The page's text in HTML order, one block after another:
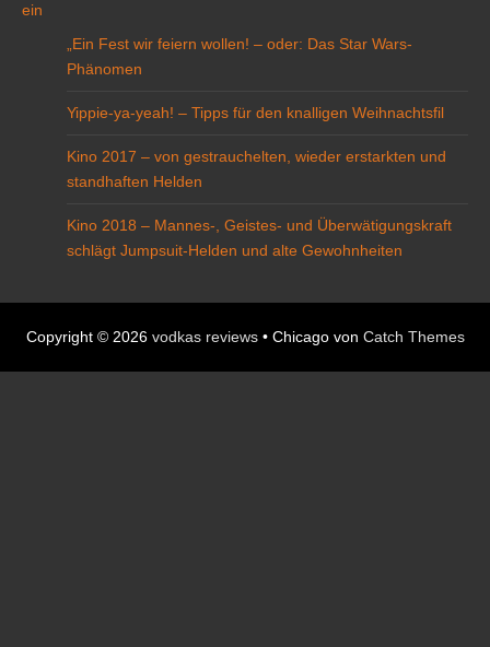
ein
„Ein Fest wir feiern wollen! – oder: Das Star Wars-
Phänomen
Yippie-ya-yeah! – Tipps für den knalligen Weihnachtsfil
Kino 2017 – von gestrauchelten, wieder erstarkten und
standhaften Helden
Kino 2018 – Mannes-, Geistes- und Überwätigungskraft
schlägt Jumpsuit-Helden und alte Gewohnheiten
Copyright © 2026 vodkas reviews• Chicago von Catch Themes